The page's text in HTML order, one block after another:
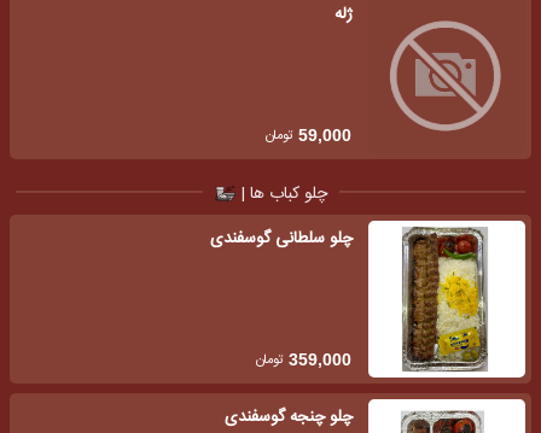
ژله
59,000 تومان
چلو کباب ها |
چلو سلطانی گوسفندی
359,000 تومان
چلو چنجه گوسفندی